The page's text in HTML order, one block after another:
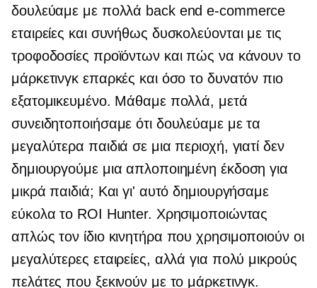
δουλεύαμε με πολλά back end e-commerce
εταιρείες και συνήθως δυσκολεύονται με τις
τροφοδοσίες προϊόντων και πώς να κάνουν το
μάρκετινγκ επαρκές και όσο το δυνατόν πιο
εξατομικευμένο. Μάθαμε πολλά, μετά
συνειδητοποιήσαμε ότι δουλεύαμε με τα
μεγαλύτερα παιδιά σε μια περιοχή, γιατί δεν
δημιουργούμε μια απλοποιημένη έκδοση για
μικρά παιδιά; Και γι' αυτό δημιουργήσαμε
εύκολα το ROI Hunter. Χρησιμοποιώντας
απλώς τον ίδιο κινητήρα που χρησιμοποιούν οι
μεγαλύτερες εταιρείες, αλλά για πολύ μικρούς
πελάτες που ξεκινούν με το μάρκετινγκ.